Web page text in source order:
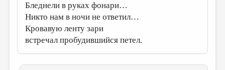
Бледнели в руках фонари…
Никто нам в ночи не ответил…
Кровавую ленту зари
встречал пробудившийся петел.